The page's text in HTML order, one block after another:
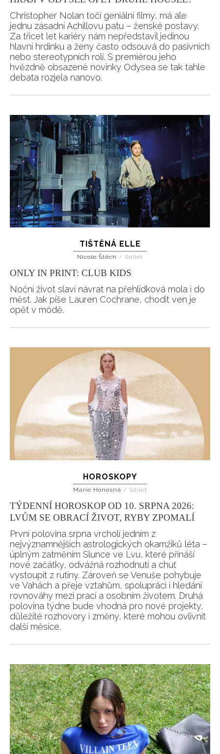
Christopher Nolan točí geniální filmy, má ale
jednu zásadní Achillovu patu – ženské postavy.
Za třicet let kariéry nám nepředstavil jedinou
hlavní hrdinku a ženy často odsouvá do pasivních
nebo stereotypních rolí. S premiérou jeho
hvězdně obsazené novinky Odysea se tak tahle
debata rozjela nanovo.
TIŠTĚNÁ ELLE
Nicole Štěch / Sdílet
ONLY IN PRINT: CLUB KIDS
Noční život slaví návrat na přehlídková mola i do
měst. Jak píše Lauren Cochrane, chodit ven je
opět v módě.
HOROSKOPY
Marie Honosná / Sdílet
TÝDENNÍ HOROSKOP OD 10. SRPNA 2026:
LVŮM SE OBRACÍ ŽIVOT, RYBY ZPOMALÍ
První polovina srpna vrcholí jedním z
nejvýznamnějších astrologických okamžiků léta –
úplným zatměním Slunce ve Lvu, které přináší
nové začátky, odvážná rozhodnutí a chuť
vystoupit z rutiny. Zároveň se Venuše pohybuje
ve Vahách a přeje vztahům, spolupráci i hledání
rovnováhy mezi prací a osobním životem. Druhá
polovina týdne bude vhodná pro nové projekty,
důležité rozhovory i změny, které mohou ovlivnit
další měsíce.